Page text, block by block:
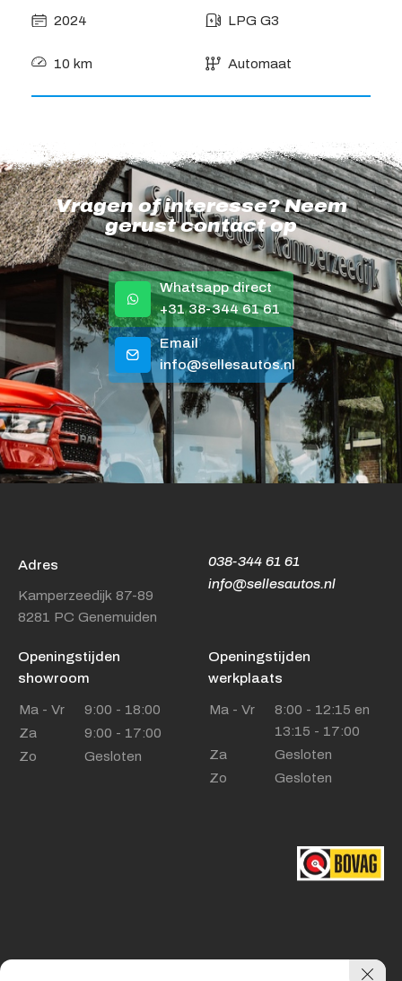
2024 LPG G3
10 km Automaat
Vragen of interesse? Neem
gerust contact op
Whatsapp direct
+31 38-344 61 61
Email
info@sellesautos.nl
038-344 61 61
info@sellesautos.nl
Adres
Kamperzeedijk 87-89
8281 PC Genemuiden
Openingstijden
showroom
Ma - Vr
9:00 - 18:00
Za
9:00 - 17:00
Zo
Gesloten
Openingstijden
werkplaats
Ma - Vr
8:00 - 12:15 en
13:15 - 17:00
Za
Gesloten
Zo
Gesloten